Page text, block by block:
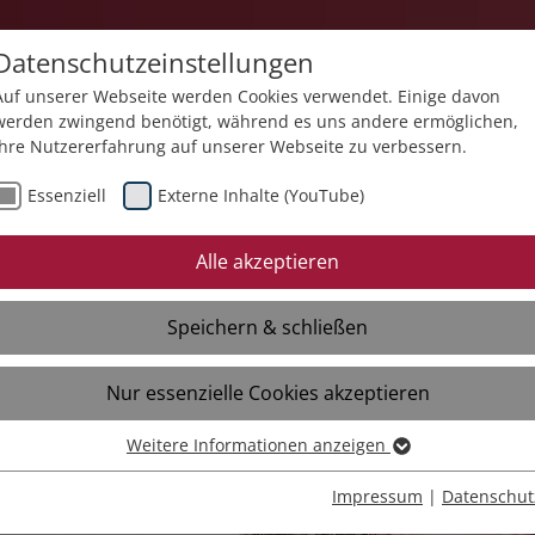
Standorte Über uns
unserer Webseite werden Cookies verwendet. Einige davon
zwingend benötigt, während es uns andere ermöglichen,
Nutzererfahrung auf unserer Webseite zu verbessern.
Essenziell Externe Inhalte (YouTube)
Alle akzeptieren
Speichern & schließen
Nur essenzielle Cookies akzeptieren
Essenzielle Cookies werden für grundlegende Funktionen der
Weitere Informationen anzeigen
Impressum |